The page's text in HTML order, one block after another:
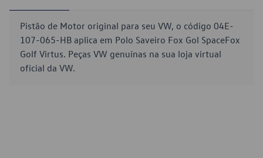
Pistão de Motor original para seu VW, o código 04E-
107-065-HB aplica em Polo Saveiro Fox Gol SpaceFox
Golf Virtus. Peças VW genuínas na sua loja virtual
oficial da VW.